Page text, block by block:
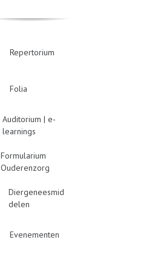
Repertorium
Folia
Auditorium | e-
learnings
Formularium
Ouderenzorg
Diergeneesmid
delen
Evenementen